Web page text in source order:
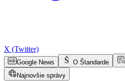
X (Twitter)
Google News O Štandarde
Najnovšie správy